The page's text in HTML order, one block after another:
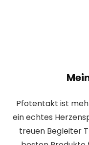
Pfotentakt ist
ein echtes
treuen Begleiter